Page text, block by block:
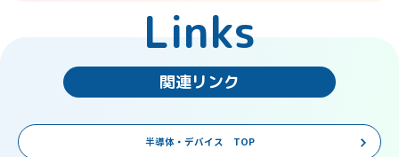
Links
関連リンク
半導体・デバイス TOP